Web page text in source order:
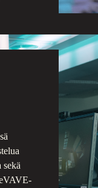
sekä